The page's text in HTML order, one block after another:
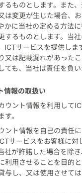
るものとします。また
は変更が生じた場合、
かに当社の定める方法
するものとします。当
ICTサービスを提供しま
又は記載漏れがあった
ても、当社は責任を負い
情報の取扱い
ウント情報を利用して
。
ント情報を自己の責任
サービスをお客様に対
社が許諾した場合を除
利用させることを目的
与し、又は使用させて